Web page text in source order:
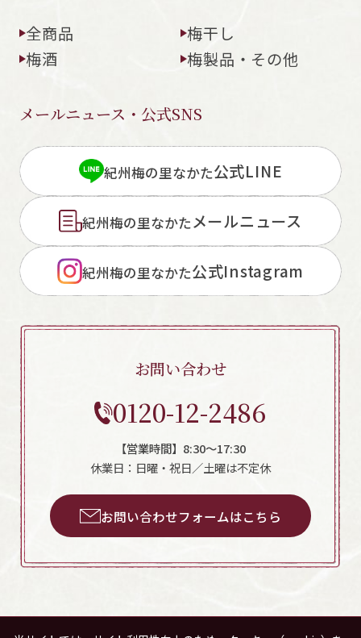
全商品
梅干し
梅酒
梅製品・その他
メールニュース・公式SNS
紀州梅の里なかた公式LINE
紀州梅の里なかたメールニュース
紀州梅の里なかた公式Instagram
お問い合わせ
0120-12-2486
【営業時間】8:30～17:30
休業日：日曜・祝日／土曜は不定休
お問い合わせフォームはこちら